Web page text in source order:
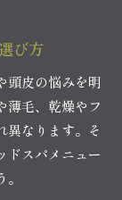
び方
頭皮の悩みを明
薄毛、乾燥やフ
異なります。そ
ドスパメニュー